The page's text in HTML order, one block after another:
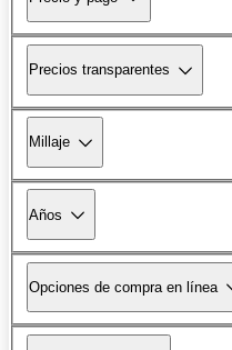
Precios transparentes
Millaje
Años
Opciones de compra en línea